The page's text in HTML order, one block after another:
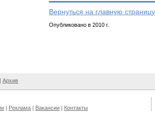
Вернуться на главную
Опубликовано в 2010 г.
| Архив
| Реклама | Вакансии | Контакты